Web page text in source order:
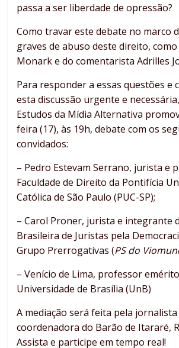
passa a ser liberdade de opressão?
Como travar este debate no marco
graves de abuso deste direito,
Monark e do comentarista Adrilles
Para responder a essas questões e
esta discussão urgente e
Estudos da Mídia Alternativa
feira (17), às 19h, debate com os
convidados:
– Pedro Estevam Serrano, jurista e
Faculdade de Direito da Pontifícia
Católica de São Paulo (PUC-SP);
– Carol Proner, jurista e integrante
Brasileira de Juristas pela
Grupo Prerrogativas (PS do
– Venício de Lima, professor
Universidade de Brasília (UnB)
A mediação será feita pela jornalista
coordenadora do Barão de Itararé,
Assista e participe em tempo real!